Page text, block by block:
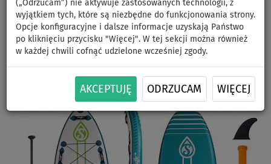
(„Odrzucam”) nie aktywuje zastosowanych technologii, z
wyjątkiem tych, które są niezbędne do funkcjonowania strony.
Opcje konfiguracyjne i dalsze informacje uzyskają Państwo
po kliknięciu przycisku "Więcej". W tej sekcji można również
w każdej chwili cofnąć udzielone wcześniej zgody.
AKCEPTUJĘ ODRZUCAM WIĘCEJ
zestaw startowy
DO
-68 %
NASZ
WYBÓR
WIOSŁO W
ZESTAWIE
DO
140 kg
OPCJA
SIEDZISKA
DARMOWA
DOSTAWA
Next